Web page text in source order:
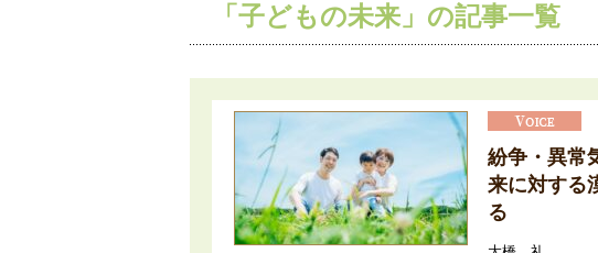
「子どもの未来」の記事一覧
紛争・異常
来に対する
る